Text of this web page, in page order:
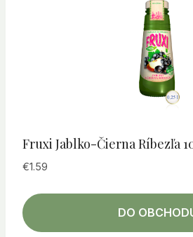
Fruxi Jablko-Čierna Ríbezľa
€1.59
DO